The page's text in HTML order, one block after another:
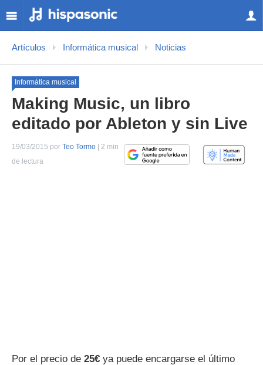
Artículos Informática musical Noticias
Informática musical
Making Music, un libro
editado por Ableton y sin Live
19/03/2015 por Teo Tormo | 2 min
de lectura
Por el precio de 25€ ya puede encargarse el último